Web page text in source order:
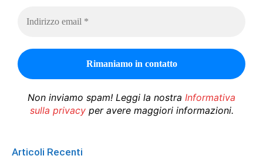
Non inviamo spam! Leggi la nostra Informativa
sulla privacyper avere maggiori informazioni.
Articoli Recenti